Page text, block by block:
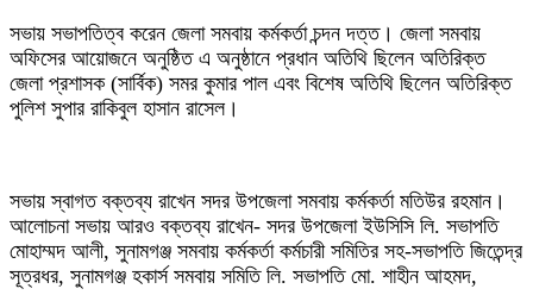
‎সভায় সভাপতিত্ব করেন জেলা সমবায় কর্মকর্তা চন্দন দত্ত। জেলা সমবায়
অফিসের আয়োজনে অনুষ্ঠিত এ অনুষ্ঠানে প্রধান অতিথি ছিলেন অতিরিক্ত
জেলা প্রশাসক (সার্বিক) সমর কুমার পাল এবং বিশেষ অতিথি ছিলেন অতিরিক্ত
পুলিশ সুপার রাকিবুল হাসান রাসেল।
‎সভায় স্বাগত বক্তব্য রাখেন সদর উপজেলা সমবায় কর্মকর্তা মতিউর রহমান।
আলোচনা সভায় আরও বক্তব্য রাখেন- সদর উপজেলা ইউসিসি লি. সভাপতি
মোহাম্মদ আলী, সুনামগঞ্জ সমবায় কর্মকর্তা কর্মচারী সমিতির সহ-সভাপতি জিতেন্দ্র
সূত্রধর, সুনামগঞ্জ হকার্স সমবায় সমিতি লি. সভাপতি মো. শাহীন আহমদ,